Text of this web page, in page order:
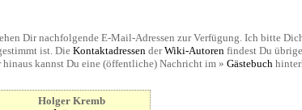
Dir nachfolgende E-Mail-Adressen zur Verfügung. Ich bitte
ist. DieKontaktadressen derWiki-Autoren findest Du
hinaus kannst Du eine (öffentliche) Nachricht im » Gästebuch
Holger Kremb